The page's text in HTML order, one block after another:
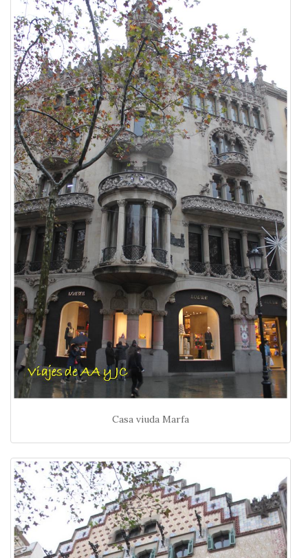
Casa viuda Marfa